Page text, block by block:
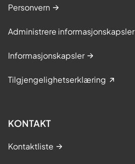
Personvern
Administrere informasjonskapsler
Informasjonskapsler
Tilgjengelighetserklæring
KONTAKT
Kontaktliste